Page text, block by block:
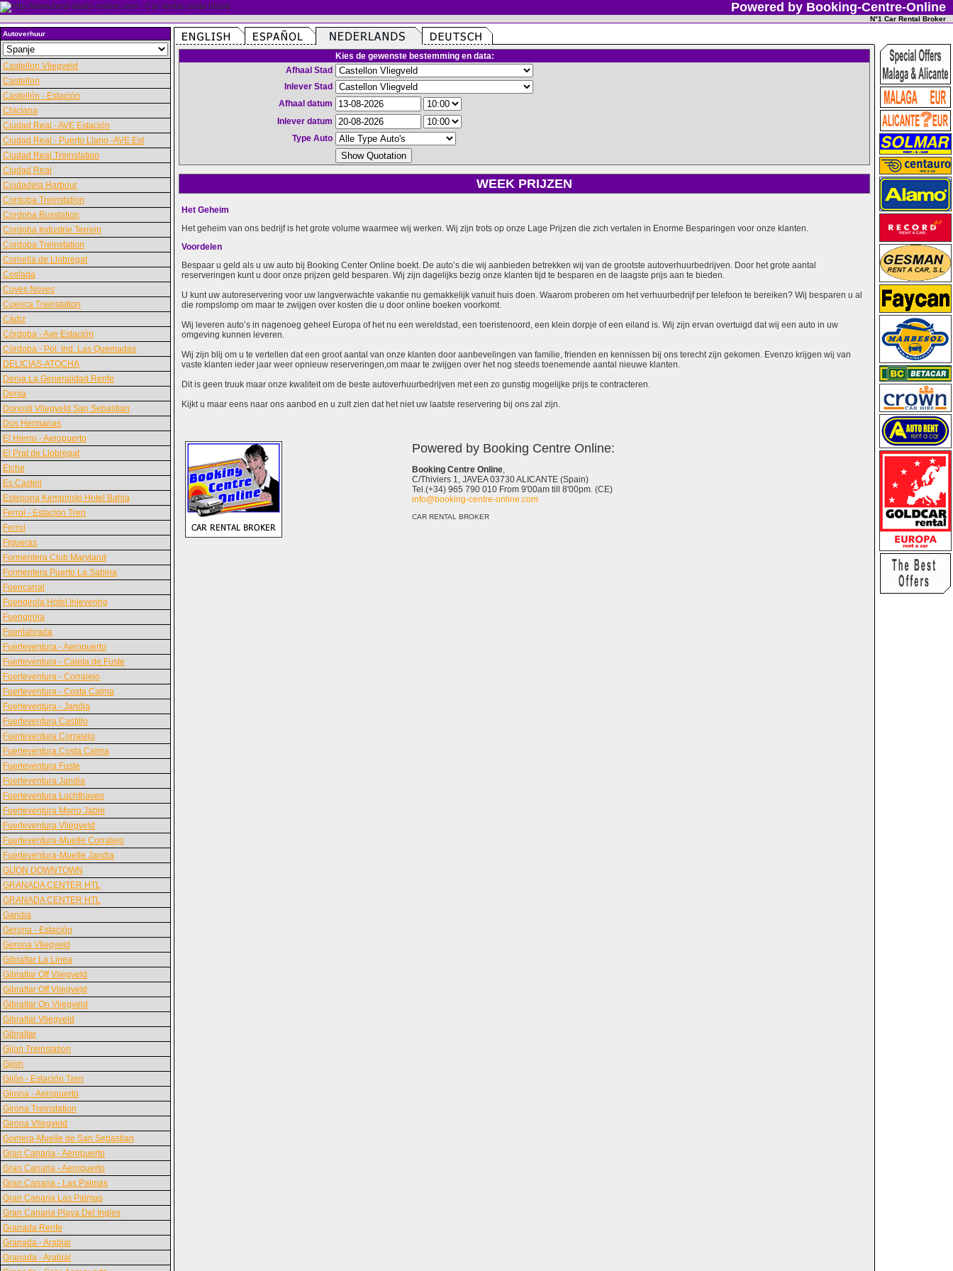
Powered by Booking-Centre-Online
N°1 Car Rental Broker
Autoverhuur
Castellon Vliegveld
Castellon
Castellón - Estación
Chiclana
Ciudad Real - AVE Estación
Ciudad Real - Puerto Llano -AVE Est
Ciudad Real Treinstation
Ciudad Real
Ciudadela Harbour
Cordoba Treinstation
Cordoba Busstation
Cordoba Industrie Terrein
Cordoba Treinstation
Cornella de Llobregat
Coslada
Coves Noves
Cuenca Treinstation
Cádiz
Córdoba - Ave Estación
Córdoba - Pol. Ind. Las Quemadas
DELICIAS-ATOCHA
Denia La Generalidad Renfe
Denia
Donosti Vliegveld San Sebastian
Dos Hermanas
El Hierro - Aeropuerto
El Prat de Llobregat
Elche
Es Castell
Estepona Kempinski Hotel Bahia
Ferrol - Estación Tren
Ferrol
Figueras
Formentera Club Maryland
Formentera Puerto La Sabina
Fuencarral
Fuengirola Hotel Inlevering
Fuengirola
Fuenlabrada
Fuerteventura - Aeropuerto
Fuerteventura - Caleta de Fuste
Fuerteventura - Corralejo
Fuerteventura - Costa Calma
Fuerteventura - Jandia
Fuerteventura Castillo
Fuerteventura Corralejo
Fuerteventura Costa Calma
Fuerteventura Fuste
Fuerteventura Jandia
Fuerteventura Luchthaven
Fuerteventura Morro Jable
Fuerteventura Vliegveld
Fuerteventura-Muelle Corralejo
Fuerteventura-Muelle Jandia
GIJON DOWNTOWN
GRANADA CENTER HTL
GRANADA CENTER HTL
Gandia
Gerona - Estación
Gerona Vliegveld
Gibraltar La Linea
Gibraltar Off Vliegveld
Gibraltar Off Vliegveld
Gibraltar On Vliegveld
Gibraltar Vliegveld
Gibraltar
Gijon Treinstation
Gijon
Gijón - Estación Tren
Girona - Aeropuerto
Girona Treinstation
Girona Vliegveld
Gomera-Muelle de San Sebastian
Gran Canaria - Aeropuerto
Gran Canaria - Aeropuerto
Gran Canaria - Las Palmas
Gran Canaria Las Palmas
Gran Canaria Playa Del Ingles
Granada Renfe
Granada - Arabial
Granada - Arabial
Kies de gewenste bestemming en data:
Afhaal Stad
Inlever Stad
Afhaal datum
Inlever datum
Type Auto
WEEK PRIJZEN
Het Geheim
Het geheim van ons bedrijf is het grote volume waarmee wij werken. Wij zijn trots op onze Lage Prijzen die zich vertalen in Enorme Besparingen voor onze klanten.
Voordelen
Bespaar u geld als u uw auto bij Booking Center Online boekt. De auto’s die wij aanbieden betrekken wij van de grootste autoverhuurbedrijven. Door het grote aantal
reserveringen kunt u door onze prijzen geld besparen. Wij zijn dagelijks bezig onze klanten tijd te besparen en de laagste prijs aan te bieden.
U kunt uw autoreservering voor uw langverwachte vakantie nu gemakkelijk vanuit huis doen. Waarom proberen om het verhuurbedrijf per telefoon te bereiken? Wij besparen u al
die rompslomp om maar te zwijgen over kosten die u door online boeken voorkomt.
Wij leveren auto’s in nagenoeg geheel Europa of het nu een wereldstad, een toeristenoord, een klein dorpje of een eiland is. Wij zijn ervan overtuigd dat wij een auto in uw
omgeving kunnen leveren.
Wij zijn blij om u te vertellen dat een groot aantal van onze klanten door aanbevelingen van familie, frienden en kennissen bij ons terecht zijn gekomen. Evenzo krijgen wij van
vaste klanten ieder jaar weer opnieuw reserveringen,om maar te zwijgen over het nog steeds toenemende aantal nieuwe klanten.
Dit is geen truuk maar onze kwaliteit om de beste autoverhuurbedrijven met een zo gunstig mogelijke prijs te contracteren.
Kijkt u maar eens naar ons aanbod en u zult zien dat het niet uw laatste reservering bij ons zal zijn.
Powered by Booking Centre Online:
Booking Centre Online,
C/Thiviers 1, JAVEA 03730 ALICANTE (Spain)
Tel.(+34) 965 790 010 From 9'00am till 8'00pm. (CE)
info@booking-centre-online.com
CAR RENTAL BROKER